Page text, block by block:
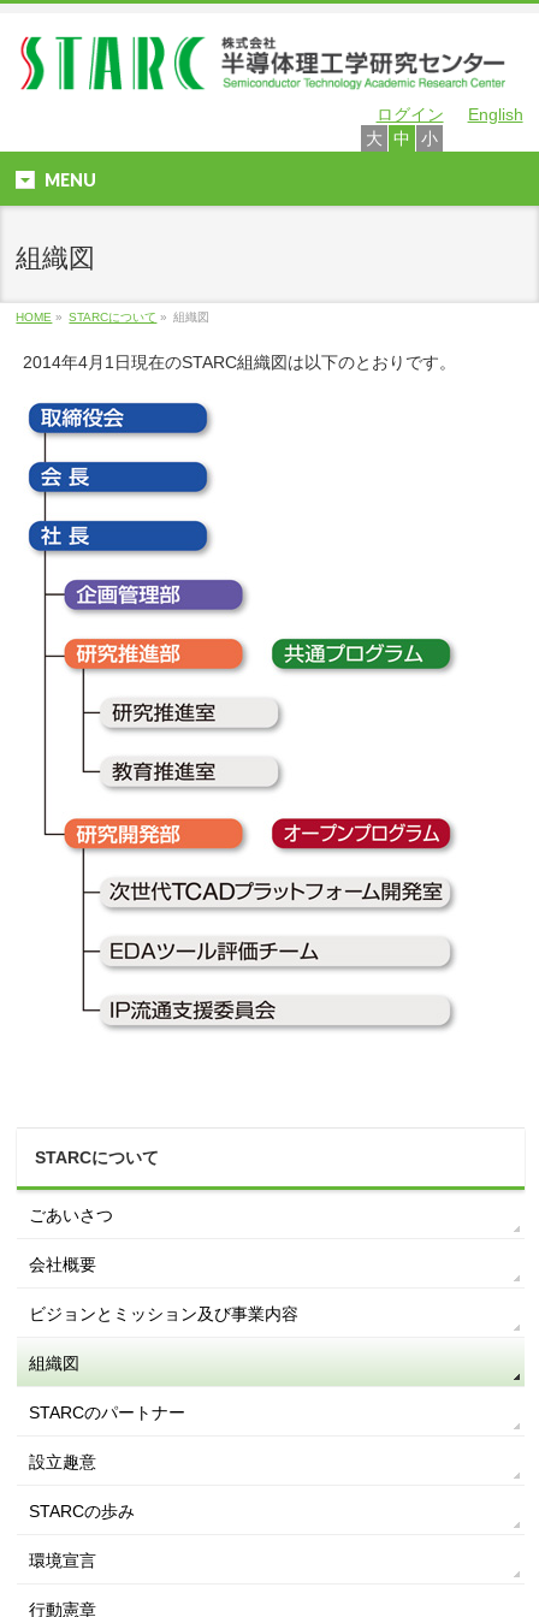
English
ログイン
小
中
大
MENU
組織図
HOME » STARCについて » 組織図
2014年4月1日現在のSTARC組織図は以下のとおりです。
STARCについて
ごあいさつ
会社概要
ビジョンとミッション及び事業内容
組織図
STARCのパートナー
設立趣意
STARCの歩み
環境宣言
行動憲章